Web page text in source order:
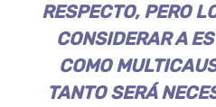
RESPECTO, PERO
CONSIDERAR A
COMO
TANTO SERÁ